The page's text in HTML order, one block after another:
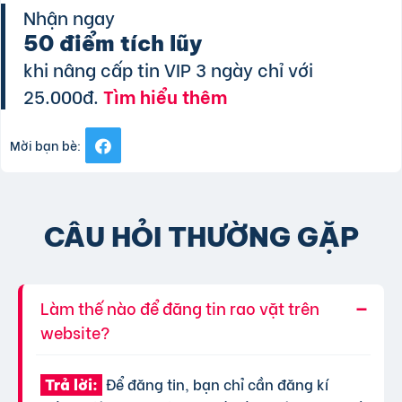
Nhận ngay
50 điểm tích lũy
khi nâng cấp tin VIP 3 ngày chỉ với
25.000đ.Tìm hiểu thêm
Mời bạn bè:
CÂU HỎI THƯỜNG GẶP
Làm thế nào để đăng tin rao vặt trên
website?
Trả lời: Để đăng tin, bạn chỉ cần đăng kí